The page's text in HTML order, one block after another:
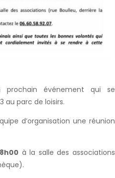
prochain événement qui se
au parc de loisirs.
d’organisation une réunion
à la salle des associations